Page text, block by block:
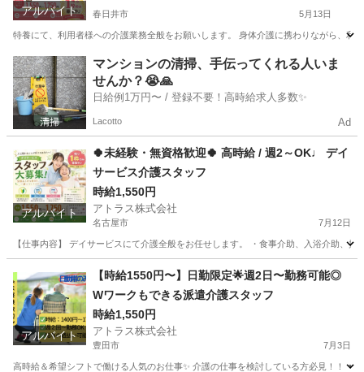
アルバイト 春日井市 5月13日
特養にて、利用者様への介護業務全般をお願いします。 身体介護に携わりながら、
愛知 春日井市 介護 特別養護老人ホーム
マンションの清掃、手伝ってくれる人いま
せんか？😭🙏
日給例1万円〜 / 登録不要！高時給求人多数✨
Lacotto Ad
アルバイト
🍀未経験・無資格歓迎🍀 高時給 / 週2～OK♩ デイ
サービス介護スタッフ
時給1,550円
アトラス株式会社
名古屋市 7月12日
【仕事内容】 デイサービスにて介護全般をお任せします。 ・食事介助、入浴介助、
介護 スタッフ
アルバイト
【時給1550円〜】日勤限定🌟週2日〜勤務可能◎
Wワークもできる派遣介護スタッフ
時給1,550円
アトラス株式会社
豊田市 7月3日
高時給＆希望シフトで働ける人気のお仕事✨ 介護の仕事を検討している方必見！！